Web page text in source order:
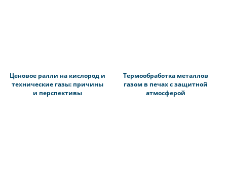
Ценовое ралли на кислород и
технические газы: причины
и перспективы
Термообработка металлов
газом в печах с защитной
атмосферой